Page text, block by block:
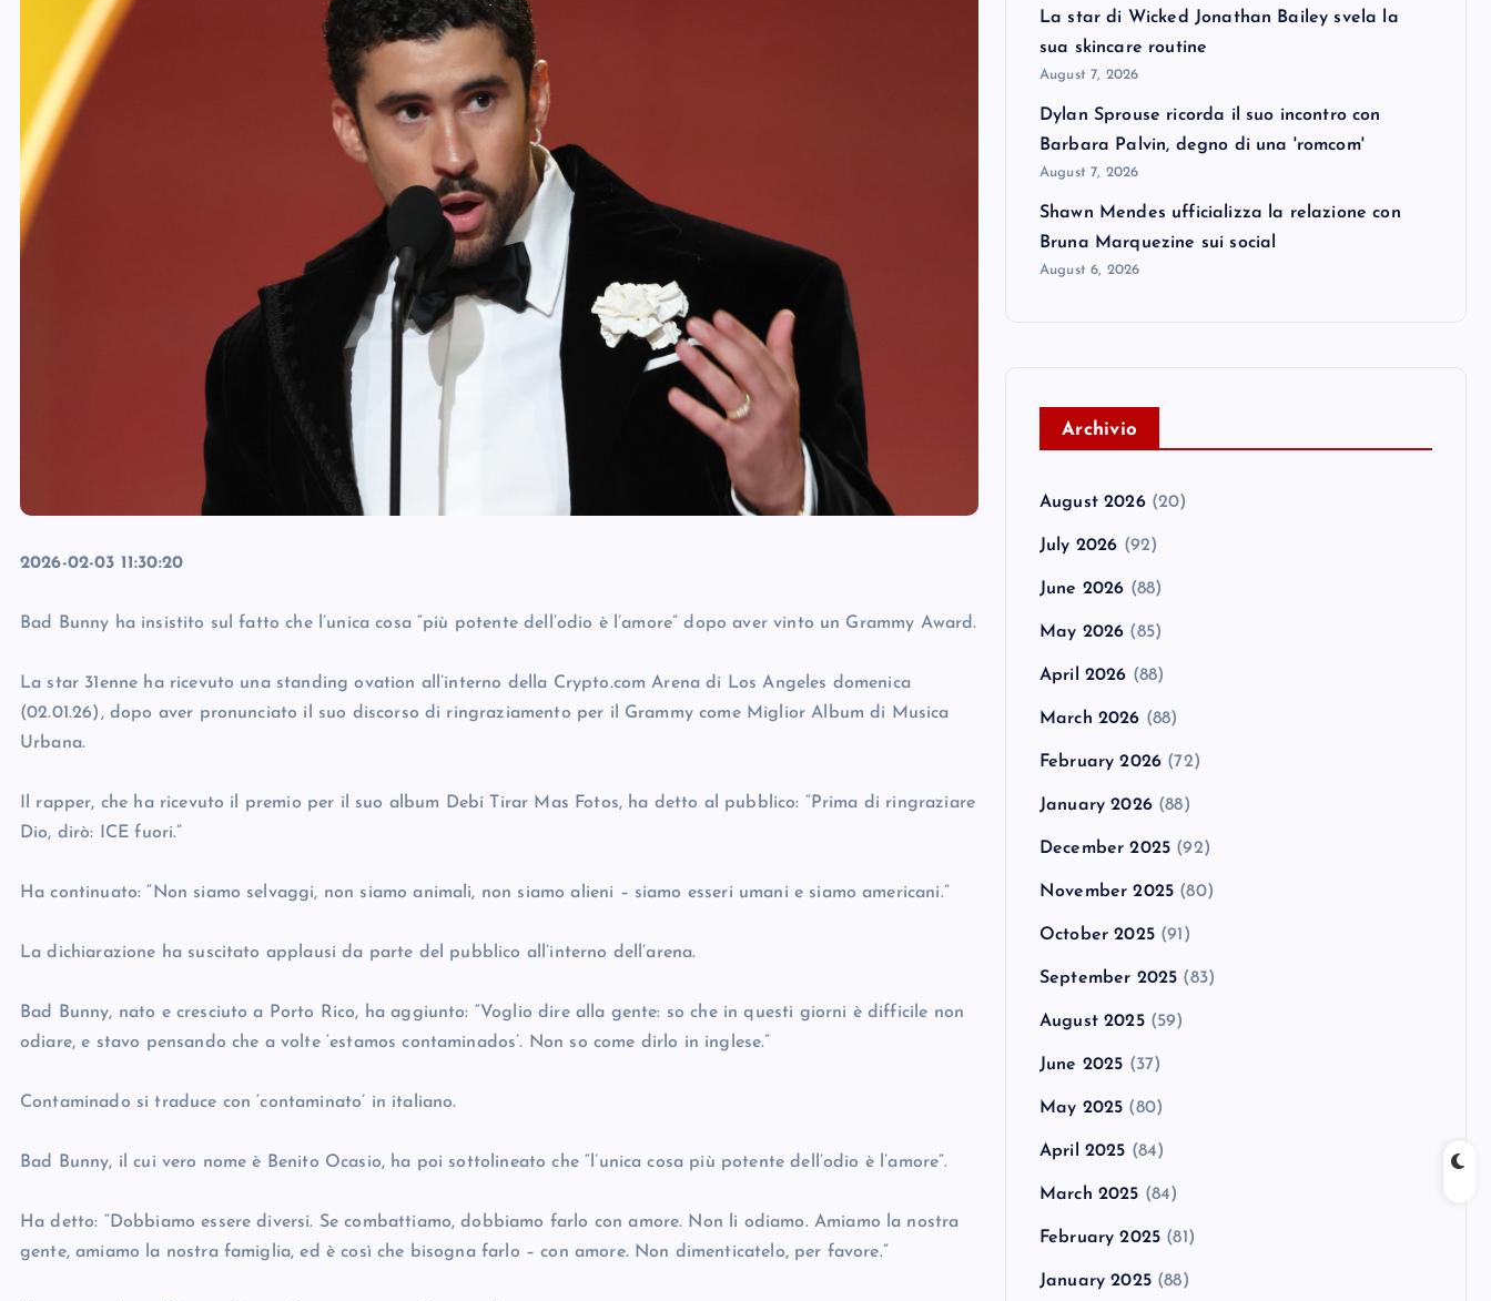
2026-02-03 11:30:20
Bad Bunny ha insistito sul fatto che l’unica cosa “più potente dell’odio è l’amore” dopo aver vinto un Grammy Award.
La star 31enne ha ricevuto una standing ovation all’interno della Crypto.com Arena di Los Angeles domenica
(02.01.26), dopo aver pronunciato il suo discorso di ringraziamento per il Grammy come Miglior Album di Musica
Urbana.
Il rapper, che ha ricevuto il premio per il suo album Debí Tirar Mas Fotos, ha detto al pubblico: “Prima di ringraziare
Dio, dirò: ICE fuori.”
Ha continuato: “Non siamo selvaggi, non siamo animali, non siamo alieni – siamo esseri umani e siamo americani.”
La dichiarazione ha suscitato applausi da parte del pubblico all’interno dell’arena.
Bad Bunny, nato e cresciuto a Porto Rico, ha aggiunto: “Voglio dire alla gente: so che in questi giorni è difficile non
odiare, e stavo pensando che a volte ‘estamos contaminados’. Non so come dirlo in inglese.”
Contaminado si traduce con ‘contaminato’ in italiano.
Bad Bunny, il cui vero nome è Benito Ocasio, ha poi sottolineato che “l’unica cosa più potente dell’odio è l’amore”.
Ha detto: “Dobbiamo essere diversi. Se combattiamo, dobbiamo farlo con amore. Non li odiamo. Amiamo la nostra
gente, amiamo la nostra famiglia, ed è così che bisogna farlo – con amore. Non dimenticatelo, per favore.”
La star di Wicked Jonathan Bailey svela la
sua skincare routine
August 7, 2026
Dylan Sprouse ricorda il suo incontro con
Barbara Palvin, degno di una 'romcom'
August 7, 2026
Shawn Mendes ufficializza la relazione con
Bruna Marquezine sui social
August 6, 2026
Archivio
August 2026(20)
July 2026 (92)
June 2026 (88)
May 2026 (85)
April 2026 (88)
March 2026 (88)
February 2026 (72)
January 2026(88)
December 2025 (92)
November 2025 (80)
October 2025(91)
September 2025 (83)
August 2025(59)
June 2025 (37)
May 2025 (80)
April 2025 (84)
March 2025 (84)
February 2025 (81)
January 2025(88)